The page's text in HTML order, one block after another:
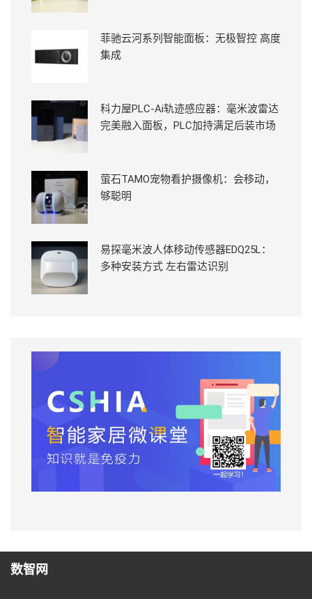
菲驰云河系列智能面板：无极智控 高度
集成
科力屋PLC-Ai轨迹感应器：毫米波雷达
完美融入面板，PLC加持满足后装市场
萤石TAMO宠物看护摄像机：会移动，
够聪明
易探毫米波人体移动传感器EDQ25L：
多种安装方式 左右雷达识别
数智网